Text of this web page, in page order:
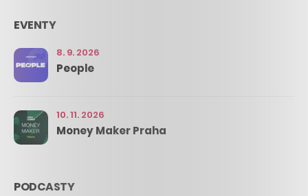
EVENTY
8. 9. 2026
People
10. 11. 2026
Money Maker Praha
PODCASTY